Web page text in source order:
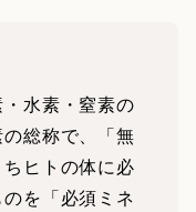
水素・窒素の
総称で、「無
ヒトの体に必
を「必須ミネ